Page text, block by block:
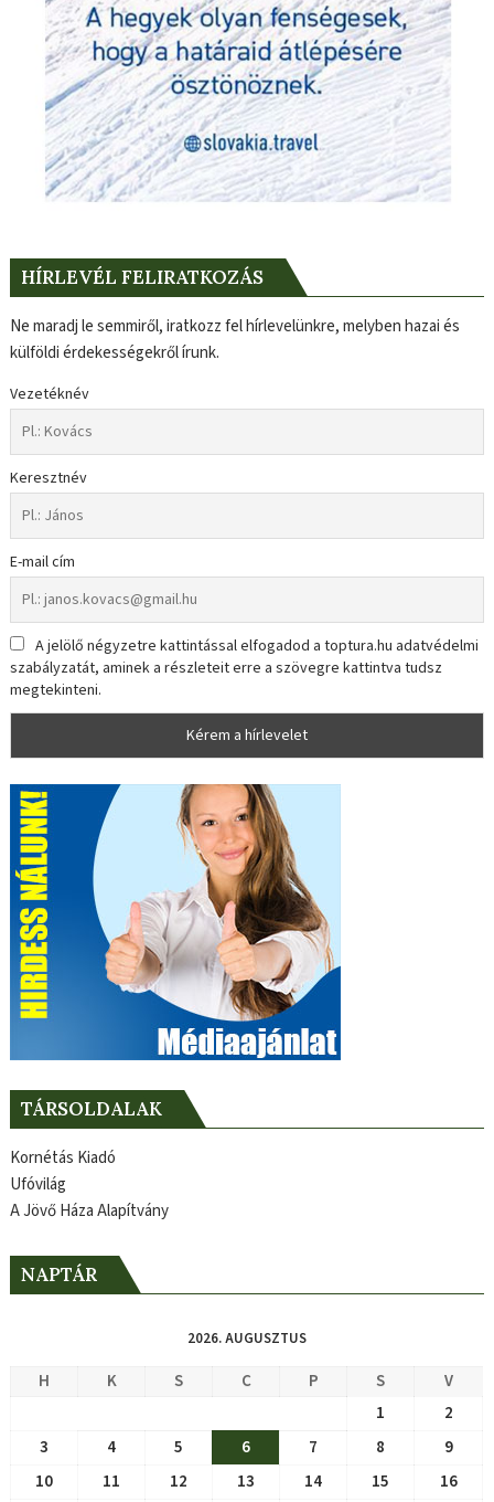
HÍRLEVÉL FELIRATKOZÁS
Ne maradj le semmiről, iratkozz fel hírlevelünkre, melyben hazai és
külföldi érdekességekről írunk.
Vezetéknév
Keresztnév
E-mail cím
A jelölő négyzetre kattintással elfogadod a toptura.hu adatvédelmi
szabályzatát, aminek a részleteit erre a szövegre kattintva tudsz
megtekinteni.
TÁRSOLDALAK
Kornétás Kiadó
Ufóvilág
A Jövő Háza Alapítvány
NAPTÁR
2026. AUGUSZTUS
H K S C P S
V
1
2
3
4 5 6 7 8
9
10
11 12 13 14 15
16